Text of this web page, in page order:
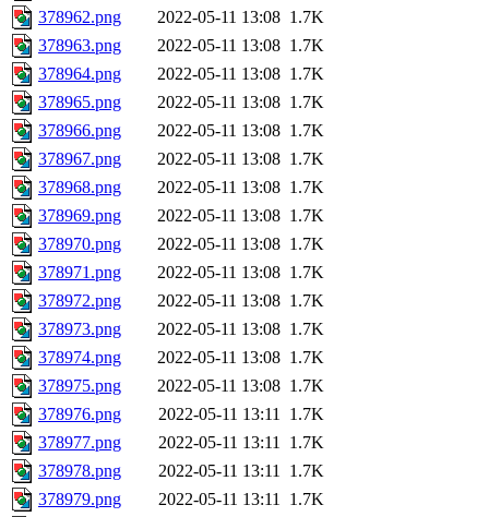
378962.png
2022-05-11 13:08 1.7K
378963.png
2022-05-11 13:08 1.7K
378964.png
2022-05-11 13:08 1.7K
378965.png
2022-05-11 13:08 1.7K
378966.png
2022-05-11 13:08 1.7K
378967.png
2022-05-11 13:08 1.7K
378968.png
2022-05-11 13:08 1.7K
378969.png
2022-05-11 13:08 1.7K
378970.png
2022-05-11 13:08 1.7K
378971.png
2022-05-11 13:08 1.7K
378972.png
2022-05-11 13:08 1.7K
378973.png
2022-05-11 13:08 1.7K
378974.png
2022-05-11 13:08 1.7K
378975.png
2022-05-11 13:08 1.7K
378976.png
2022-05-11 13:11 1.7K
378977.png
2022-05-11 13:11 1.7K
378978.png
2022-05-11 13:11 1.7K
378979.png
2022-05-11 13:11 1.7K